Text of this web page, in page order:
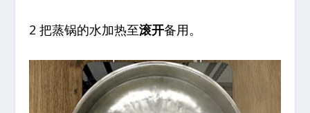
2 把蒸锅的水加热至滚开备用。